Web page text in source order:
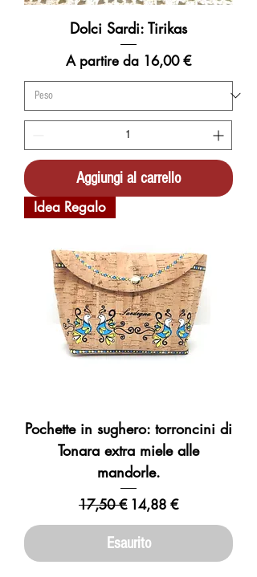
Dolci Sardi: Tirikas
A partire da 16,00 €
Prezzo scontato
Aggiungi al carrello
Idea Regalo
Pochette in sughero: torroncini di
Tonara extra miele alle
mandorle.
Prezzo regolare
17,50 € Prezzo scontato
14,88 €
Esaurito